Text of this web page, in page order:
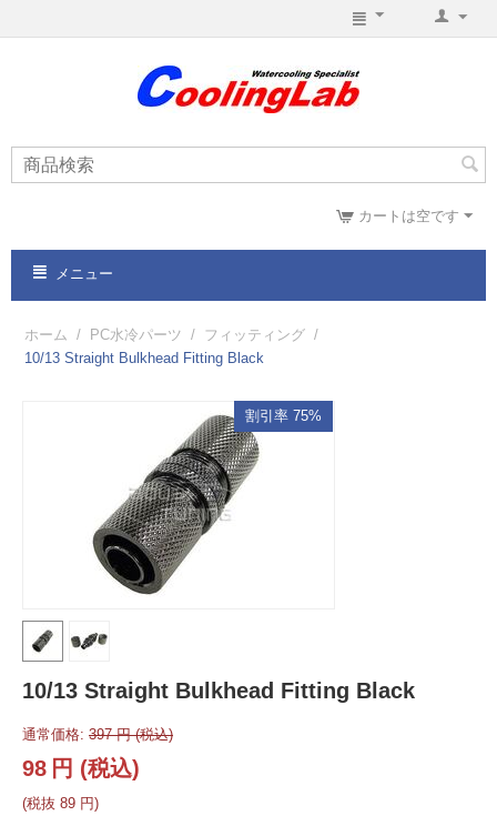
カートは空です
メニュー
ホーム / PC水冷パーツ / フィッティング /
10/13 Straight Bulkhead Fitting Black
割引率 75%
10/13 Straight Bulkhead Fitting Black
通常価格: 397 円(税込)
98 円 (税込)
(税抜 89 円)